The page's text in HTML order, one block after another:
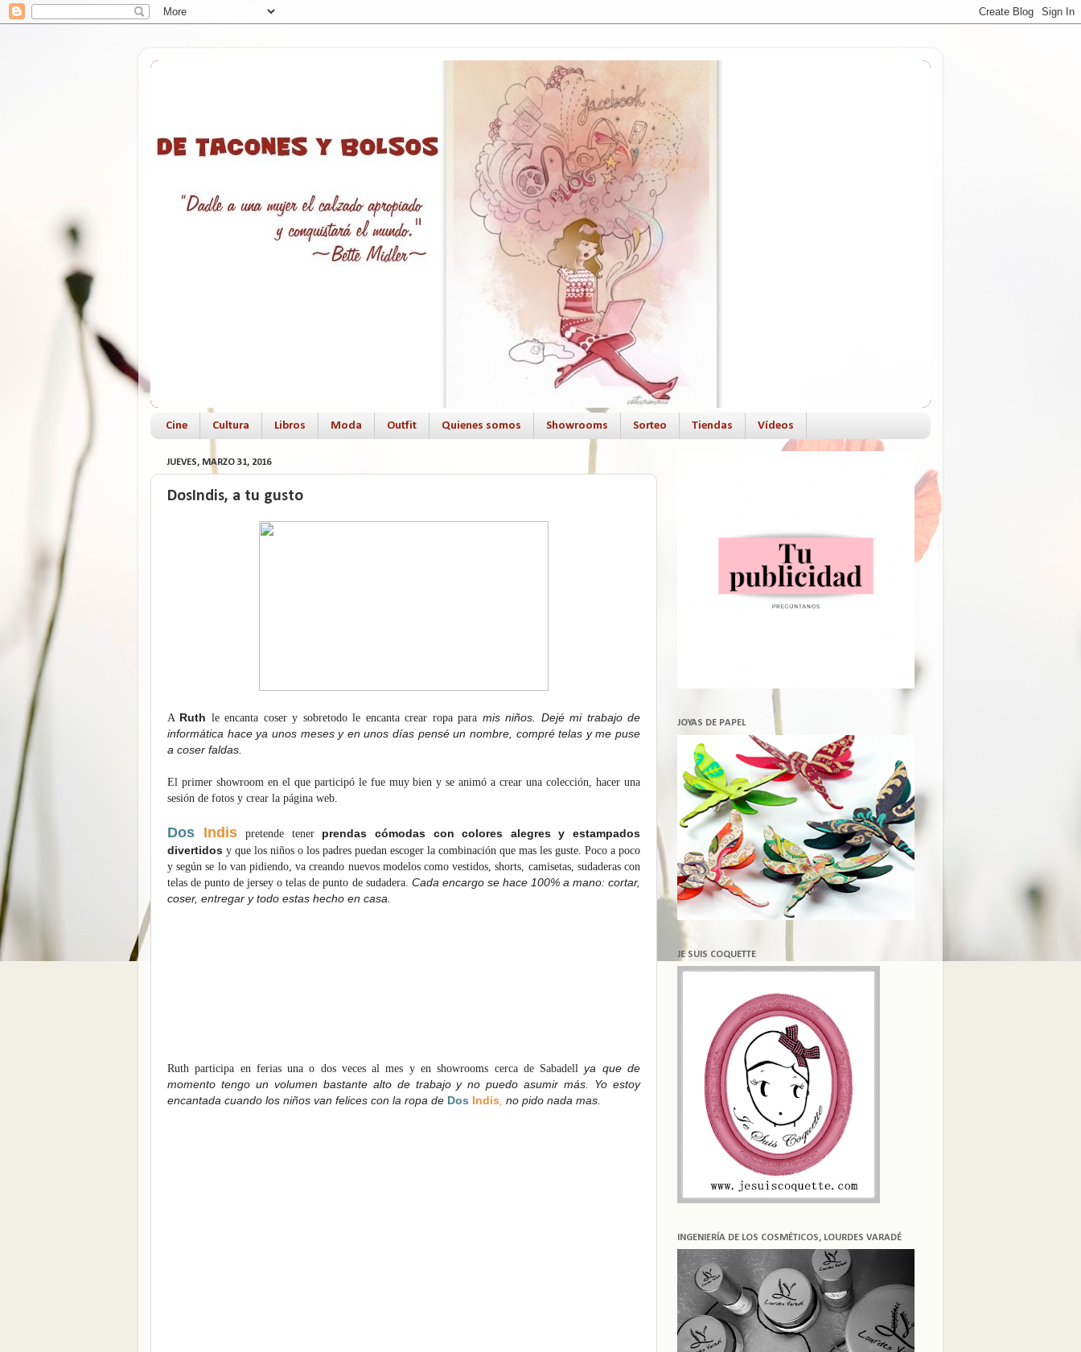
Cine Cultura Libros Moda Outfit Quienes somos Showrooms Sorteo Tiendas Vídeos
JUEVES, MARZO 31, 2016
DosIndis, a tu gusto
A Ruth le encanta coser y sobretodo le encanta crear ropa para mis niños. Dejé mi trabajo de
informática hace ya unos meses y en unos días pensé un nombre, compré telas y me puse
a coser faldas.
El primer showroom en el que participó le fue muy bien y se animó a crear una colección, hacer una
sesión de fotos y crear la página web.
Dos Indis pretende tenerprendas cómodas con colores alegres y estampados
divertidos y que los niños o los padres puedan escoger la combinación que mas les guste. Poco a poco
y según se lo van pidiendo, va creando nuevos modelos como vestidos, shorts, camisetas, sudaderas con
telas de punto de jersey o telas de punto de sudadera. Cada encargo se hace 100% a mano: cortar,
coser, entregar y todo estas hecho en casa.
Ruth participa en ferias una o dos veces al mes y en showrooms cerca de Sabadellya que de
momento tengo un volumen bastante alto de trabajo y no puedo asumir más. Yo estoy
encantada cuando los niños van felices con la ropa de Dos Indis no pido nada mas.
JOYAS DE PAPEL
JE SUIS COQUETTE
INGENIERÍA DE LOS COSMÉTICOS, LOURDES VARADÉ